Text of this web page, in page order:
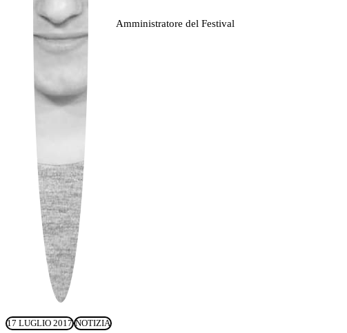
Amministratore del Festival
17 LUGLIO 2017 NOTIZIA